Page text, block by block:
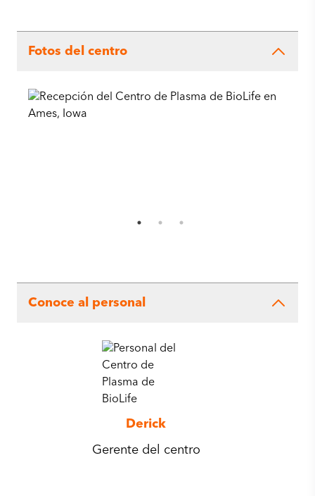
Fotos del centro
Conoce al personal
Derick
Gerente del centro